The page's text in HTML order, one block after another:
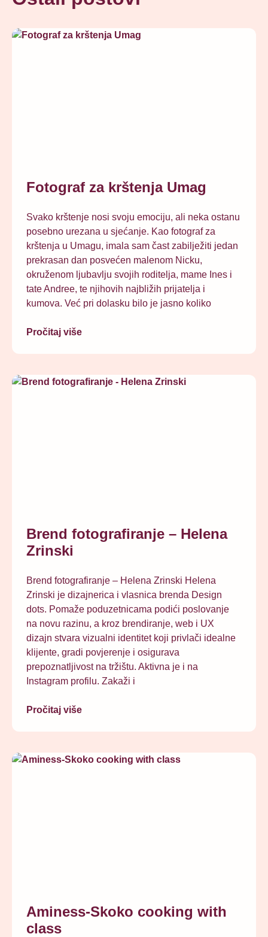
Fotograf za krštenja Umag
Svako krštenje nosi svoju emociju, ali neka ostanu
posebno urezana u sjećanje. Kao fotograf za
krštenja u Umagu, imala sam čast zabilježiti jedan
prekrasan dan posvećen malenom Nicku,
okruženom ljubavlju svojih roditelja, mame Ines i
tate Andree, te njihovih najbližih prijatelja i
kumova. Već pri dolasku bilo je jasno koliko
Pročitaj više
Brend fotografiranje – Helena
Zrinski
Brend fotografiranje – Helena Zrinski Helena
Zrinski je dizajnerica i vlasnica brenda Design
dots. Pomaže poduzetnicama podići poslovanje
na novu razinu, a kroz brendiranje, web i UX
dizajn stvara vizualni identitet koji privlači idealne
klijente, gradi povjerenje i osigurava
prepoznatljivost na tržištu. Aktivna je i na
Instagram profilu. Zakaži i
Pročitaj više
Aminess-Skoko cooking with
class